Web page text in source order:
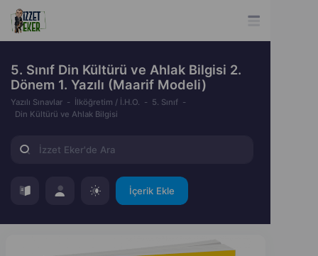
5. Sınıf Din Kültürü ve Ahlak Bilgisi 2.
Dönem 1. Yazılı (Maarif Modeli)
Yazılı Sınavlar İlköğretim / İ.H.O.
5. Sınıf
Din Kültürü ve Ahlak Bilgisi
İçerik Ekle